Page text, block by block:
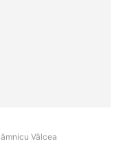
Vâlcea